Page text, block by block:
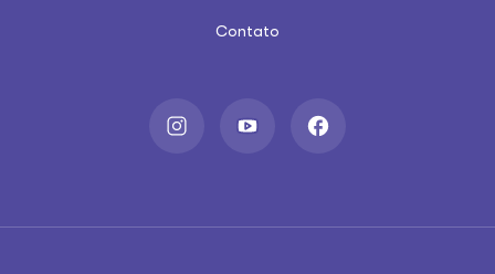
Contato